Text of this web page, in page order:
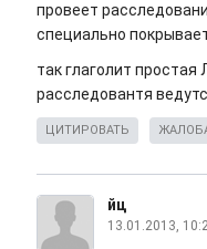
провеет
специально
так глаголит
расследовантя
ЦИТИРОВАТЬ
йц
13.01.2013,